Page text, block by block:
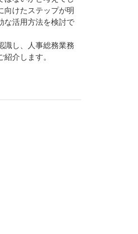
向けたステップが明
な活用方法を検討で
識し、人事総務業務
介します。